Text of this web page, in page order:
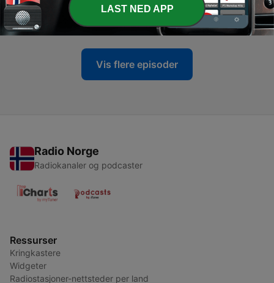
4 - #4 - We Are The Hills
28 feb. 2020
Vis flere episoder
Radio Norge
Radiokanaler og podcaster
Ressurser
Kringkastere
Widgeter
Radiostasjoner-nettsteder per land
LAST NED APP